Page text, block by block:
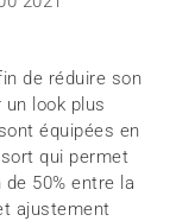
de réduire son
look plus
équipées en
qui permet
50% entre la
ajustement